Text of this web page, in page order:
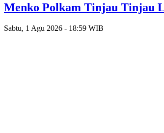
Menko Polkam Tinjau Tinjau
Sabtu, 1 Agu 2026 - 18:59 WIB